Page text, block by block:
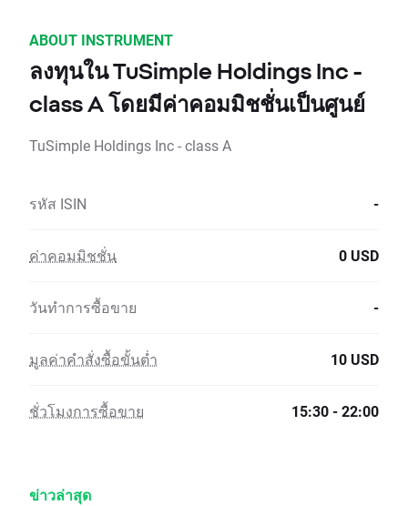
ABOUT INSTRUMENT
ลงทุนใน TuSimple Holdings Inc -
class A โดยมีค่าคอมมิชชั่นเป็นศูนย์
TuSimple Holdings Inc - class A
รหัส ISIN -
ค่าคอมมิชชั่น 0 USD
วันทำการซื้อขาย -
มูลค่าคำสั่งซื้อขั้นต่ำ 10 USD
ชั่วโมงการซื้อขาย 15:30 - 22:00
ข่าวล่าสุด